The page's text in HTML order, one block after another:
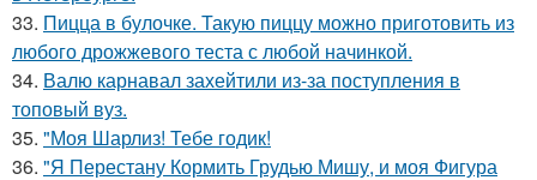
33. Пицца в булочке. Такую пиццу можно приготовить из
любого дрожжевого теста с любой начинкой.
34. Валю карнавал захейтили из-за поступления в
топовый вуз.
35. "Моя Шарлиз! Тебе годик!
36. "Я Перестану Кормить Грудью Мишу, и моя Фигура